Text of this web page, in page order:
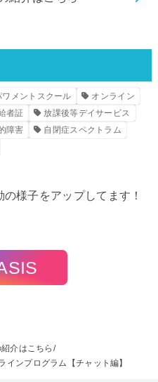
ワメントスクール
オンライン
者証
放課後等デイサービス
障害
自閉症スペクトラム
様子をアップしてます！
介はこちら
インプログラム【チャット編】